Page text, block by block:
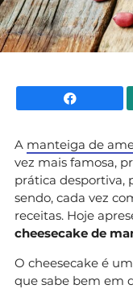
A manteiga de
vez mais famosa,
prática desportiva,
sendo, cada vez
receitas. Hoje
cheesecake de
O cheesecake é
que sabe bem em